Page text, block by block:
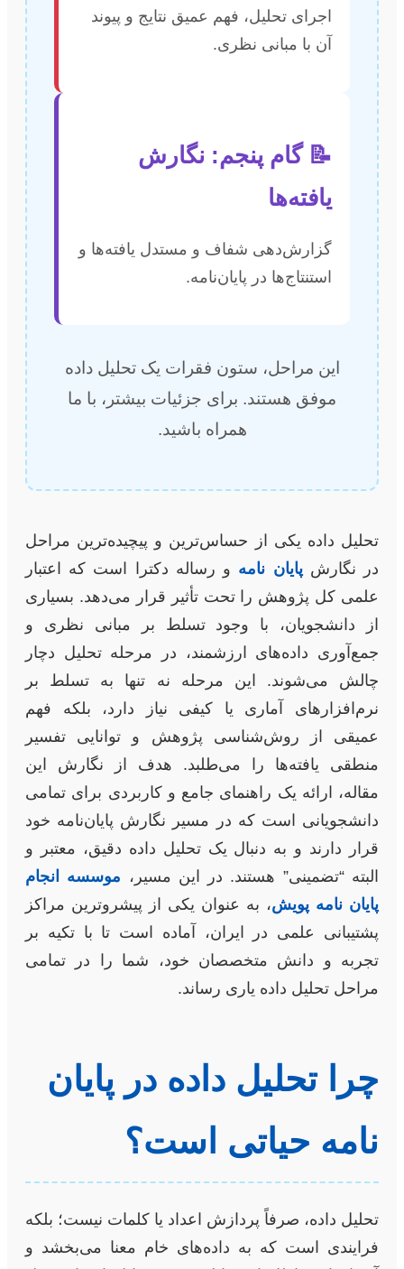
اجرای تحلیل، فهم عمیق نتایج و پیوند
آن با مبانی نظری.
📝 گام پنجم: نگارش
یافته‌ها
گزارش‌دهی شفاف و مستدل یافته‌ها و
استنتاج‌ها در پایان‌نامه.
این مراحل، ستون فقرات یک تحلیل داده
موفق هستند. برای جزئیات بیشتر، با ما
همراه باشید.
تحلیل داده یکی از حساس‌ترین و پیچیده‌ترین مراحل
در نگارشپایان نامه و رساله دکترا است که اعتبار
علمی کل پژوهش را تحت تأثیر قرار می‌دهد. بسیاری
از دانشجویان، با وجود تسلط بر مبانی نظری و
جمع‌آوری داده‌های ارزشمند، در مرحله تحلیل دچار
چالش می‌شوند. این مرحله نه تنها به تسلط بر
نرم‌افزارهای آماری یا کیفی نیاز دارد، بلکه فهم
عمیقی از روش‌شناسی پژوهش و توانایی تفسیر
منطقی یافته‌ها را می‌طلبد. هدف از نگارش این
مقاله، ارائه یک راهنمای جامع و کاربردی برای تمامی
دانشجویانی است که در مسیر نگارش پایان‌نامه خود
قرار دارند و به دنبال یک تحلیل داده دقیق، معتبر و
البته “تضمینی” هستند. در این مسیر، موسسه انجام
پایان نامه پویش، به عنوان یکی از پیشروترین مراکز
پشتیبانی علمی در ایران، آماده است تا با تکیه بر
تجربه و دانش متخصصان خود، شما را در تمامی
مراحل تحلیل داده یاری رساند.
چرا تحلیل داده در پایان
نامه حیاتی است؟
تحلیل داده، صرفاً پردازش اعداد یا کلمات نیست؛ بلکه
فرایندی است که به داده‌های خام معنا می‌بخشد و